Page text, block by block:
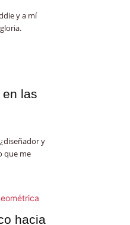
y a mí
en las
y
que me
hacia